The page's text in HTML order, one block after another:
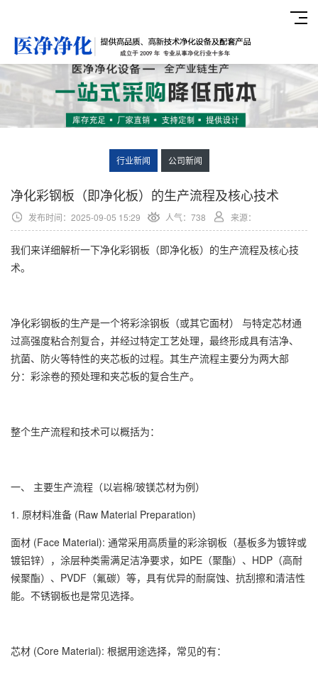
行业新闻 公司新闻
净化彩钢板（即净化板）的生产流程及核心技术
发布时间：2025-09-05 15:29 人气：738 来源：
我们来详细解析一下净化彩钢板（即净化板）的生产流程及核心技
术。
净化彩钢板的生产是一个将彩涂钢板（或其它面材） 与特定芯材通
过高强度粘合剂复合，并经过特定工艺处理，最终形成具有洁净、
抗菌、防火等特性的夹芯板的过程。其生产流程主要分为两大部
分：彩涂卷的预处理和夹芯板的复合生产。
整个生产流程和技术可以概括为：
一、 主要生产流程（以岩棉/玻镁芯材为例）
1. 原材料准备 (Raw Material Preparation)
面材 (Face Material): 通常采用高质量的彩涂钢板（基板多为镀锌或
镀铝锌），涂层种类需满足洁净要求，如PE（聚酯）、HDP（高耐
候聚酯）、PVDF（氟碳）等，具有优异的耐腐蚀、抗刮擦和清洁性
能。不锈钢板也是常见选择。
芯材 (Core Material): 根据用途选择，常见的有：